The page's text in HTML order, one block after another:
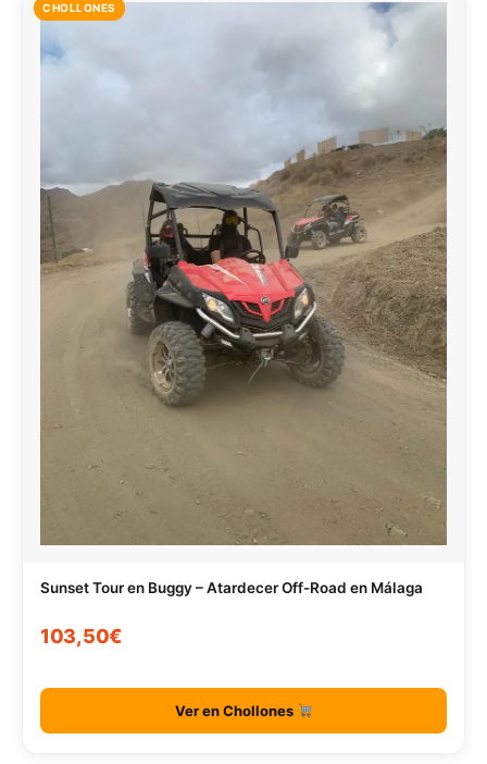
CHOLLONES
Sunset Tour en Buggy – Atardecer Off-Road en Málaga
103,50€
Ver en Chollones